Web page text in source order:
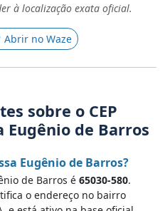
à localização exata oficial.
Abrir no Waze
sobre o CEP
Eugênio de Barros
Eugênio de Barros?
de Barros é 65030-580.
o endereço no bairro